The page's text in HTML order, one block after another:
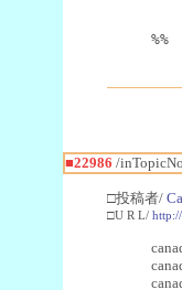
%%
■22986 /
□投稿者/
□U R L/